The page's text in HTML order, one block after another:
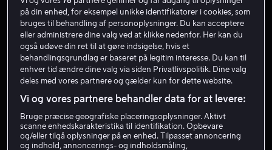
Kalle Hennie
Skuespiller
på din enhed, for eksempel unikke identifikatorer i cookies, som
bruges til behandling af personoplysninger. Du kan acceptere
eller administrere dine valg ved at klikke nedenfor. Her kan du
også udøve din ret til at gøre indsigelse, hvis et
behandlingsgrundlag er baseret på legitim interesse. Du kan til
enhver tid ændre dine valg via siden Privatlivspolitik. Dine valg
deles med vores partnere og gælder kun for dette website.
Vi og vores partnere behandler data for at levere:
Bruge præcise geografiske placeringsoplysninger. Aktivt
scanne enhedskarakteristika til identifikation. Opbevare
og/eller tilgå oplysninger på en enhed. Tilpasset annoncering
og indhold, annoncerings- og indholdsmåling,